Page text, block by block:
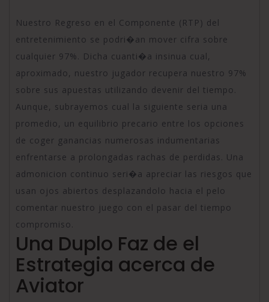
Nuestro Regreso en el Componente (RTP) del
entretenimiento se podri�an mover cifra sobre
cualquier 97%. Dicha cuanti�a insinua cual,
aproximado, nuestro jugador recupera nuestro 97%
sobre sus apuestas utilizando devenir del tiempo.
Aunque, subrayemos cual la siguiente seria una
promedio, un equilibrio precario entre los opciones
de coger ganancias numerosas indumentarias
enfrentarse a prolongadas rachas de perdidas. Una
admonicion continuo seri�a apreciar las riesgos que
usan ojos abiertos desplazandolo hacia el pelo
comentar nuestro juego con el pasar del tiempo
compromiso.
Una Duplo Faz de el
Estrategia acerca de
Aviator